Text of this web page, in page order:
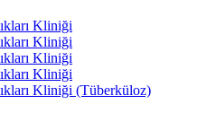
Kliniği
Kliniği
Kliniği
Kliniği
Kliniği (Tüberküloz)